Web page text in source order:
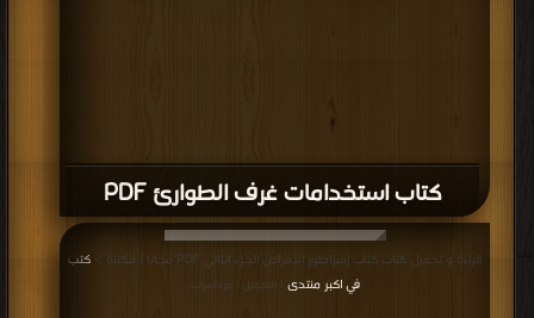
كتاب استخدامات غرف الطوارئ PDF
قراءة و تحميل كتاب كتاب إمبراطور الأمراض الجزء الثاني PDF مجانا | مكتبة >
في اكبر منتدى| التحميل : مرة/مرات